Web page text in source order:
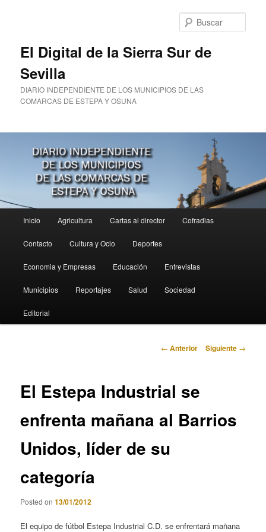
El Digital de la Sierra Sur de
Sevilla
DIARIO INDEPENDIENTE DE LOS MUNICIPIOS DE LAS
COMARCAS DE ESTEPA Y OSUNA
principal
Inicio Agricultura Cartas al director Cofradias
Contacto Cultura y Ocio Deportes
Economia y Empresas Educación Entrevistas
Municipios Reportajes Salud Sociedad
Editorial
Navegación
← Anterior Siguiente →
El Estepa Industrial se
enfrenta mañana al Barrios
Unidos, líder de su
categoría
Posted on13/01/2012
El equipo de fútbol Estepa Industrial C.D. se enfrentará mañana